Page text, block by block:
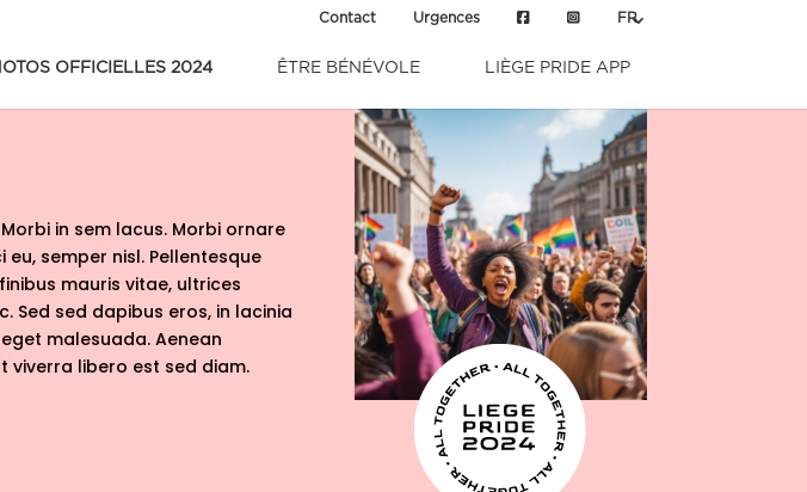
Contact Urgences FR
OFFICIELLES 2024 ÊTRE BÉNÉVOLE LIÈGE PRIDE APP
in sem lacus. Morbi ornare
semper nisl. Pellentesque
mauris vitae, ultrices
Sed sed dapibus eros, in lacinia
malesuada. Aenean
viverra libero est sed diam.